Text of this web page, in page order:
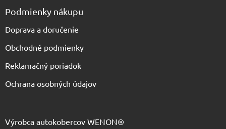
Podmienky nákupu
Doprava a doručenie
Obchodné podmienky
Reklamačný poriadok
Ochrana osobných údajov
Výrobca autokobercov WENON®